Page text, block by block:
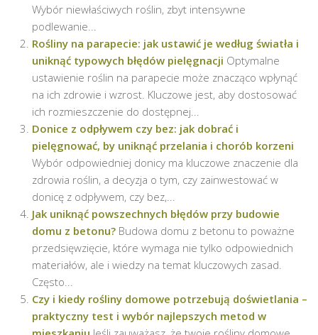
Wybór niewłaściwych roślin, zbyt intensywne
podlewanie...
Rośliny na parapecie: jak ustawić je według światła i
uniknąć typowych błędów pielęgnacji Optymalne
ustawienie roślin na parapecie może znacząco wpłynąć
na ich zdrowie i wzrost. Kluczowe jest, aby dostosować
ich rozmieszczenie do dostępnej...
Donice z odpływem czy bez: jak dobrać i
pielęgnować, by uniknąć przelania i chorób korzeni
Wybór odpowiedniej donicy ma kluczowe znaczenie dla
zdrowia roślin, a decyzja o tym, czy zainwestować w
donicę z odpływem, czy bez,...
Jak uniknąć powszechnych błędów przy budowie
domu z betonu? Budowa domu z betonu to poważne
przedsięwzięcie, które wymaga nie tylko odpowiednich
materiałów, ale i wiedzy na temat kluczowych zasad.
Często...
Czy i kiedy rośliny domowe potrzebują doświetlania –
praktyczny test i wybór najlepszych metod w